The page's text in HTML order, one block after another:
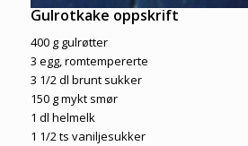
Gulrotkake oppskrift
400 g gulrøtter
3 egg, romtempererte
3 1/2 dl brunt sukker
150 g mykt smør
1 dl helmelk
1 1/2 ts vaniljesukker